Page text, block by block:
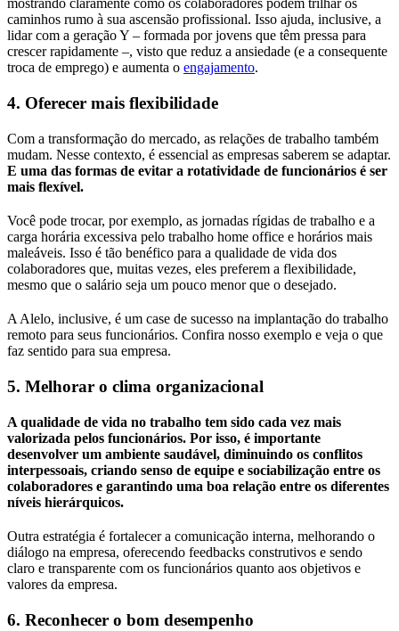
mostrando claramente como os colaboradores podem trilhar os
caminhos rumo à sua ascensão profissional. Isso ajuda, inclusive, a
lidar com a geração Y – formada por jovens que têm pressa para
crescer rapidamente –, visto que reduz a ansiedade (e a consequente
troca de emprego) e aumenta o engajamento.
4. Oferecer mais flexibilidade
Com a transformação do mercado, as relações de trabalho também
mudam. Nesse contexto, é essencial as empresas saberem se adaptar.
E uma das formas de evitar a rotatividade de funcionários é ser
mais flexível.
Você pode trocar, por exemplo, as jornadas rígidas de trabalho e a
carga horária excessiva pelo trabalho home office e horários mais
maleáveis. Isso é tão benéfico para a qualidade de vida dos
colaboradores que, muitas vezes, eles preferem a flexibilidade,
mesmo que o salário seja um pouco menor que o desejado.
A Alelo, inclusive, é um case de sucesso na implantação do trabalho
remoto para seus funcionários. Confira nosso exemplo e veja o que
faz sentido para sua empresa.
5. Melhorar o clima organizacional
A qualidade de vida no trabalho tem sido cada vez mais
valorizada pelos funcionários. Por isso, é importante
desenvolver um ambiente saudável, diminuindo os conflitos
interpessoais, criando senso de equipe e sociabilização entre os
colaboradores e garantindo uma boa relação entre os diferentes
níveis hierárquicos.
Outra estratégia é fortalecer a comunicação interna, melhorando o
diálogo na empresa, oferecendo feedbacks construtivos e sendo
claro e transparente com os funcionários quanto aos objetivos e
valores da empresa.
6. Reconhecer o bom desempenho